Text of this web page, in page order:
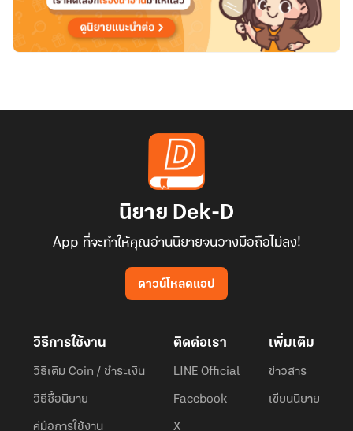
นิยาย Dek-D
App ที่จะทำให้คุณอ่านนิยายจนวางมือถือไม่ลง!
ดาวน์โหลดแอป
วิธีการใช้งาน
วิธีเติม Coin / ชำระเงิน
วิธีซื้อนิยาย
คู่มือการใช้งาน
ติดต่อเรา
LINE Official
Facebook
X
เพิ่มเติม
ข่าวสาร
เขียนนิยาย